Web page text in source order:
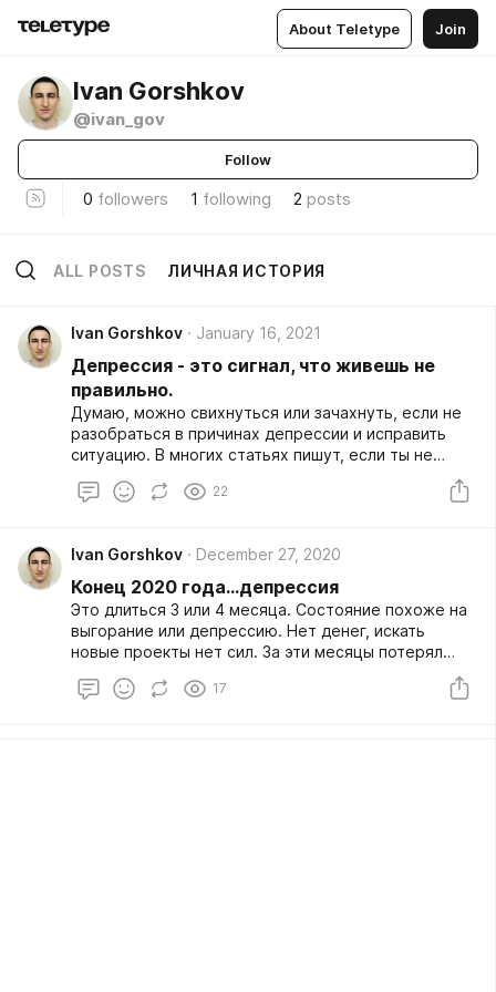
About Teletype Join
Ivan Gorshkov
@ivan_gov
Follow
0 followers 1 following 2 posts
ALL POSTS ЛИЧНАЯ ИСТОРИЯ
Ivan Gorshkov January 16, 2021
Депрессия - это сигнал, что живешь не
правильно.
Думаю, можно свихнуться или зачахнуть, если не
разобраться в причинах депрессии и исправить
ситуацию. В многих статьях пишут, если ты не
выходишь из депрессивного состояния больше 2х
недель, нужно обратиться к психологу. Я же
высасываю энергию.
22
Ivan Gorshkov December 27, 2020
Конец 2020 года...депрессия
Это длиться 3 или 4 месяца. Состояние похоже на
выгорание или депрессию. Нет денег, искать
новые проекты нет сил. За эти месяцы потерял
трех крупных заказчиков. Перестал тренироваться
и тупо убиваю время на ютубе. Иногда пытаюсь
17